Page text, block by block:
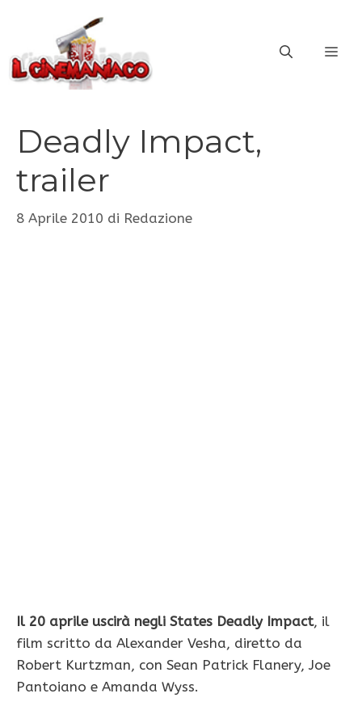
contenuto
Deadly Impact,
trailer
8 Aprile 2010 di Redazione
Il 20 aprile uscirà negli States Deadly Impact, il
film scritto da Alexander Vesha, diretto da
Robert Kurtzman, con Sean Patrick Flanery, Joe
Pantoiano e Amanda Wyss.